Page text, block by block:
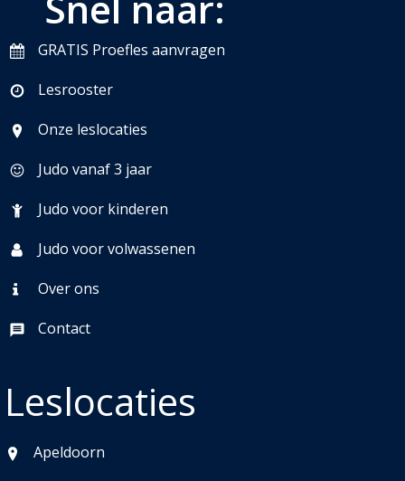
GRATIS Proefles aanvragen
Lesrooster
Onze leslocaties
Judo vanaf 3 jaar
Judo voor kinderen
Judo voor volwassenen
Over ons
Contact
Leslocaties
Apeldoorn